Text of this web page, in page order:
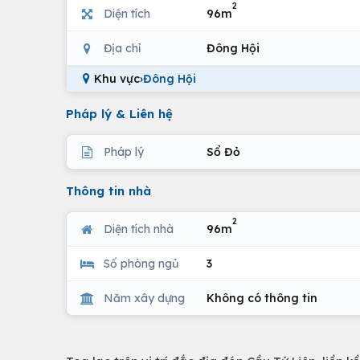
Diện tích 96m
2
Địa chỉ Đông Hội
Khu vực›Đông Hội
Pháp lý & Liên hệ
Pháp lý Sổ Đỏ
Thông tin nhà
Diện tích nhà 96m
2
Số phòng ngủ 3
Năm xây dựng Không có thông tin